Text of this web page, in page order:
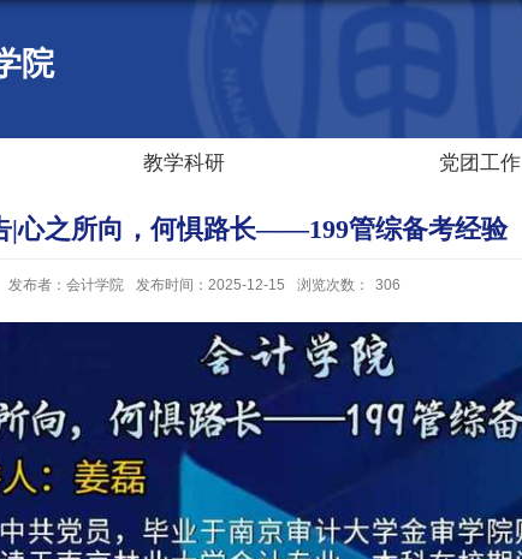
院
教学科研 党团工作
|心之所向，何惧路长——199管综备考经验
发布者：会计学院 发布时间：2025-12-15 浏览次数： 306